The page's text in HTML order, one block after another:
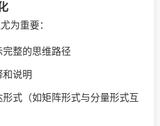
为重要：
整的思维路径
说明
式（如矩阵形式与分量形式互